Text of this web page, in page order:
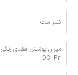
کنتراست
میزان پوشش فضای رنگی
DCI-P3